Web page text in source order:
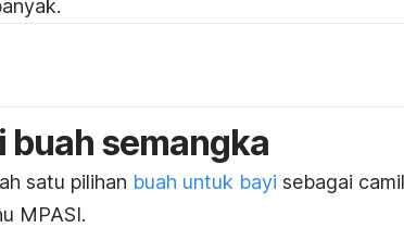
buah semangka
satu pilihan buah untuk bayi sebagai
MPASI.